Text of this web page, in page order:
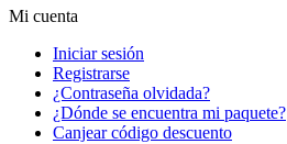
Mi cuenta
Iniciar sesión
Registrarse
¿Contraseña olvidada?
¿Dónde se encuentra mi paquete?
Canjear código descuento